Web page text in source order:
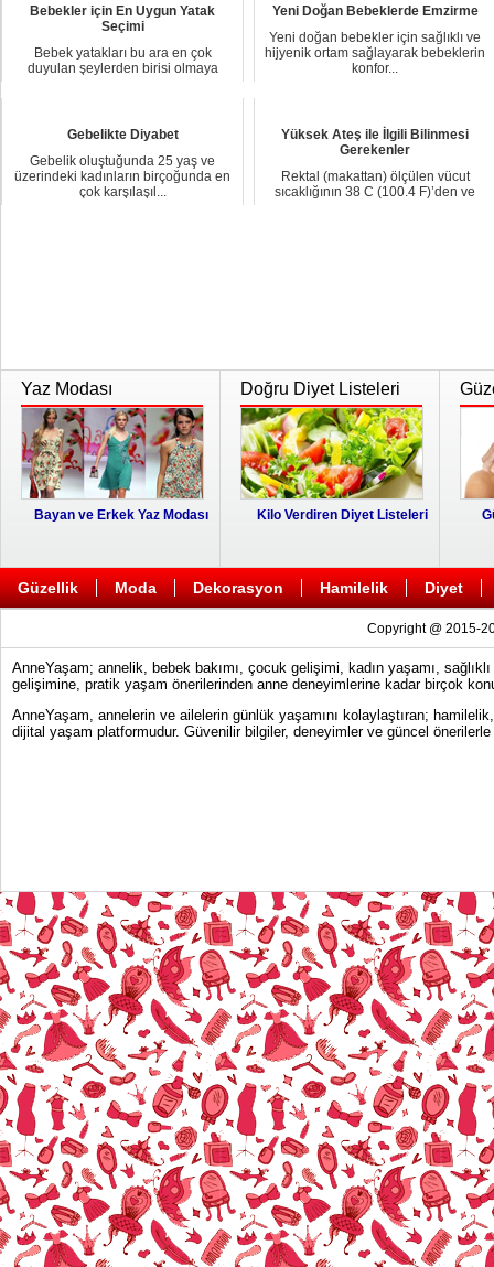
Bebekler için En Uygun Yatak
Seçimi
Bebek yatakları bu ara en çok
duyulan şeylerden birisi olmaya
Yeni Doğan Bebeklerde Emzirme
Yeni doğan bebekler için sağlıklı ve
hijyenik ortam sağlayarak bebeklerin
konfor...
Gebelikte Diyabet
Gebelik oluştuğunda 25 yaş ve
üzerindeki kadınların birçoğunda en
çok karşılaşıl...
Yüksek Ateş ile İlgili Bilinmesi
Gerekenler
Rektal (makattan) ölçülen vücut
sıcaklığının 38 C (100.4 F)’den ve
Yaz Modası
Bayan ve Erkek Yaz Modası
Doğru Diyet Listeleri
Kilo Verdiren Diyet Listeleri
Güzellik Moda Dekorasyon Hamilelik Diyet
Copyright @ 2015-
AnneYaşam; annelik, bebek bakımı, çocuk gelişimi, kadın yaşamı,
gelişimine, pratik yaşam önerilerinden anne deneyimlerine kadar birçok
AnneYaşam, annelerin ve ailelerin günlük yaşamını kolaylaştıran;
dijital yaşam platformudur. Güvenilir bilgiler, deneyimler ve güncel